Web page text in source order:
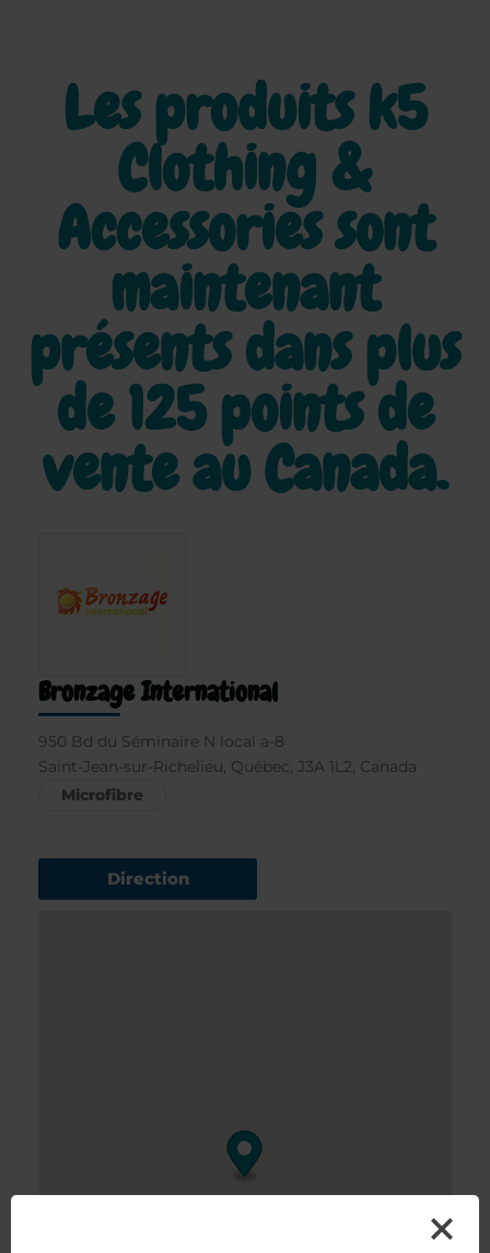
Les produits k5
Clothing &
Accessories sont
maintenant
présents dans plus
de125 points de
vente au Canada.
Bronzage International
950 Bd du Séminaire N local a-8
Saint-Jean-sur-Richelieu, Québec, J3A 1L2, Canada
Microfibre
Direction